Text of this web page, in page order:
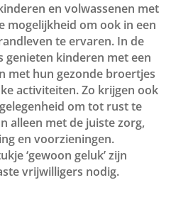
en volwassenen met
mogelijkheid om ook in een
te ervaren. In de
genieten kinderen met een
met hun gezonde broertjes
activiteiten. Zo krijgen ook
om tot rust te
alleen met de juiste zorg,
en voorzieningen.
‘gewoon geluk’ zijn
vrijwilligers nodig.